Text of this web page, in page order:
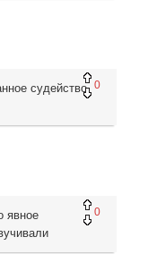
0
судейство,
0
явное